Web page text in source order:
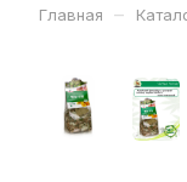
Главная –